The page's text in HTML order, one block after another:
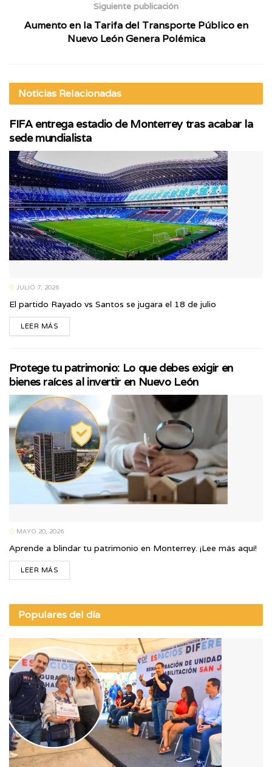
Siguiente publicación
Aumento en la Tarifa del Transporte Público en
Nuevo León Genera Polémica
Noticias Relacionadas
FIFA entrega estadio de Monterrey tras acabar la
sede mundialista
JULIO 7, 2026
El partido Rayado vs Santos se jugara el 18 de julio
LEER MÁS
Protege tu patrimonio: Lo que debes exigir en
bienes raíces al invertir en Nuevo León
MAYO 20, 2026
Aprende a blindar tu patrimonio en Monterrey. ¡Lee más aquí!
LEER MÁS
Populares del día